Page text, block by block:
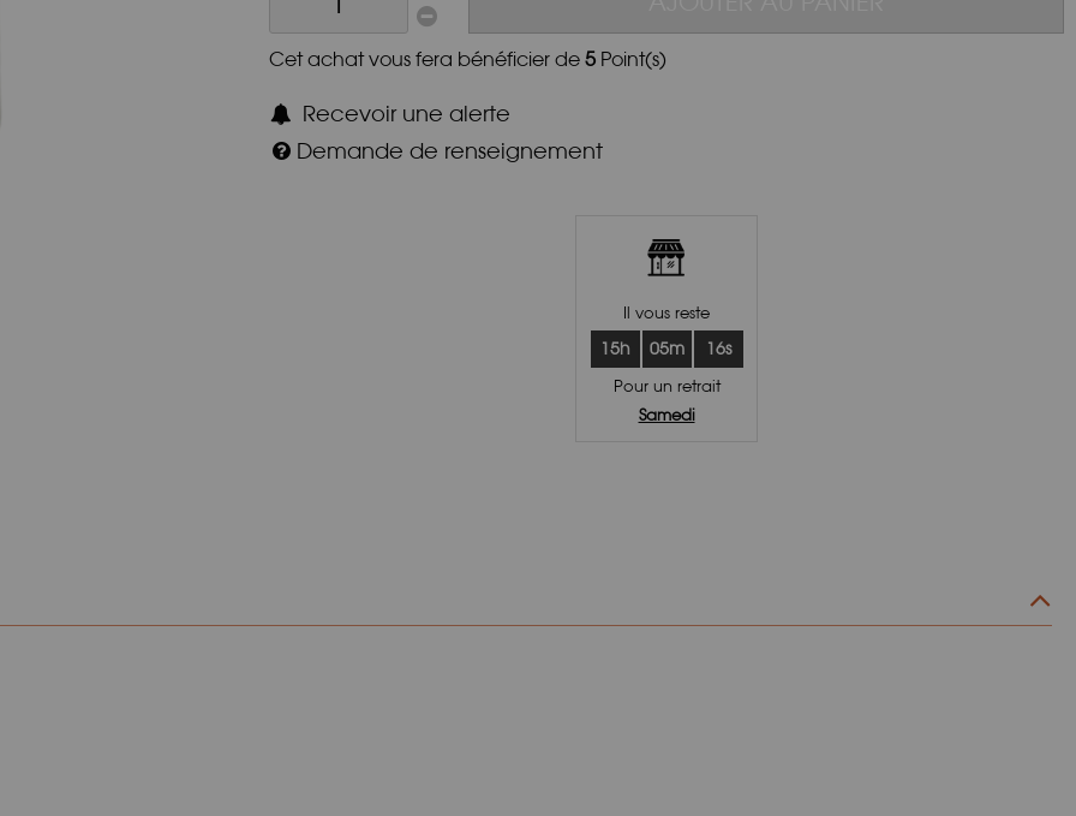
Cet achat vous fera bénéficier de 5 Point(s)
Recevoir une alerte
Demande de renseignement
Il vous reste
15h 05m 15s
Pour un retrait
Samedi